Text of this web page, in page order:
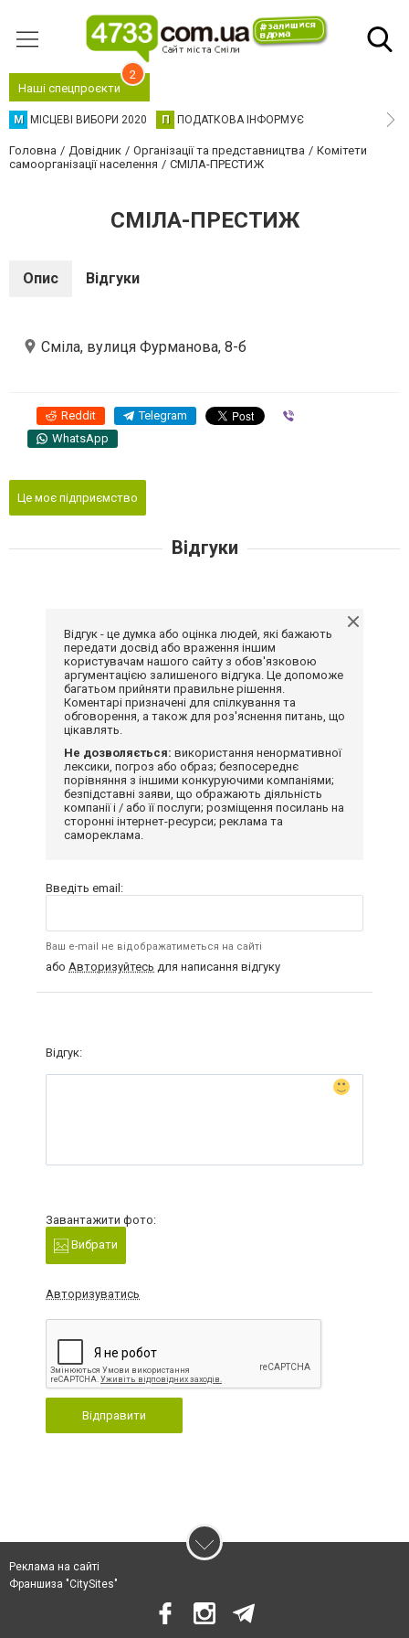
Наші спецпроєкти
2
М МІСЦЕВІ ВИБОРИ 2020 П ПОДАТКОВА ІНФОРМУЄ
Головна Довідник Організації та представництва
Комітети
самоорганізації населення
СМІЛА-ПРЕСТИЖ
СМІЛА-ПРЕСТИЖ
Опис Відгуки
Сміла, вулиця Фурманова, 8-б
Reddit Telegram
WhatsApp
Це моє підприємство
Відгуки
Відгук - це думка або оцінка людей, які бажають
передати досвід або враження іншим
користувачам нашого сайту з обов'язковою
аргументацією залишеного відгука. Це допоможе
багатьом прийняти правильне рішення.
Коментарі призначені для спілкування та
обговорення, а також для роз'яснення питань, що
цікавлять.
Не дозволяється: використання ненормативної
лексики, погроз або образ; безпосереднє
порівняння з іншими конкуруючими компаніями;
безпідставні заяви, що ображають діяльність
компанії і / або її послуги; розміщення посилань на
сторонні інтернет-ресурси; реклама та
самореклама.
Введіть email:
Ваш e-mail не відображатиметься на сайті
або Авторизуйтесь для написання відгуку
Відгук:
Завантажити фото:
Вибрати
Авторизуватись
Відправити
Реклама на сайті
Франшиза "CitySites"